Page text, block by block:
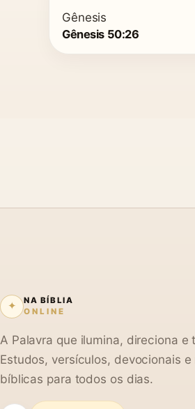
Gênesis
Gênesis 50:26
✦
NA BÍBLIA
ONLINE
A Palavra que ilumina, direciona e
Estudos, versículos, devocionais e
bíblicas para todos os dias.